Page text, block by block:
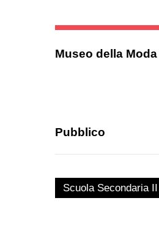
Museo della
Pubblico
Scuola Secondaria